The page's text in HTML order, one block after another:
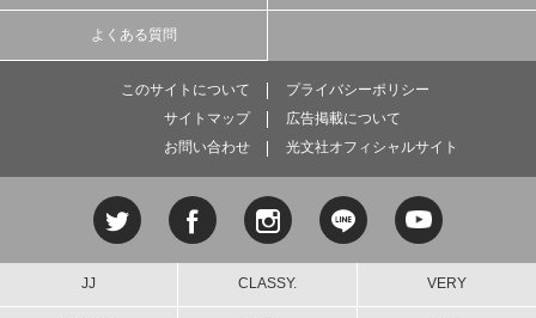
よくある質問
このサイトについて
プライバシーポリシー
サイトマップ
広告掲載について
お問い合わせ
光文社オフィシャルサイト
JJ CLASSY. VERY